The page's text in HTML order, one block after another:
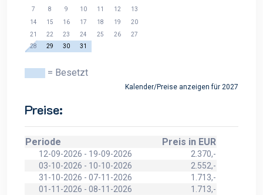
7
8 9 10 11 12
13
14
15 16 17 18 19
20
21
22 23 24 25 26
27
28
29 30 31
= Besetzt
Kalender/Preise anzeigen für 2027
Preise:
Periode Preis in EUR
12-09-2026 - 19-09-2026
2.370,-
03-10-2026 - 10-10-2026
2.552,-
31-10-2026 - 07-11-2026
1.713,-
01-11-2026 - 08-11-2026
1.713,-